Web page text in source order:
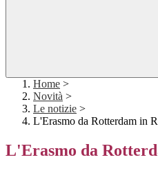
Home >
Novità >
Le notizie >
L'Erasmo da Rotterdam in
L'Erasmo da